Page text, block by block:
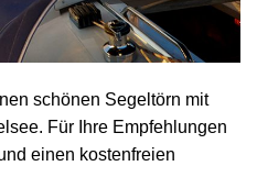
schönen Segeltörn mit
Für Ihre Empfehlungen
einen kostenfreien